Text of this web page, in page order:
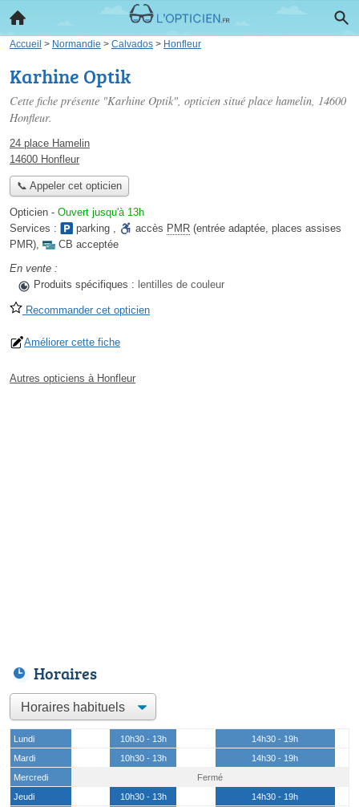
Accueil > Normandie > Calvados > Honfleur
Karhine Optik
Cette fiche présente "Karhine Optik", opticien situé place hamelin, 14600
Honfleur.
24 place Hamelin
14600 Honfleur
📞 Appeler cet opticien
Opticien - Ouvert jusqu'à 13h
Services :
parking , accès PMR (entrée adaptée, places assises
PMR),
CB acceptée
En vente :
Produits spécifiques : lentilles de couleur
Recommander cet opticien
Améliorer cette fiche
Autres opticiens à Honfleur
Horaires
Lundi 10h30 - 13h
14h30 - 19h
Mardi
10h30 - 13h
14h30 - 19h
Mercredi
Fermé
Jeudi
10h30 - 13h
14h30 - 19h